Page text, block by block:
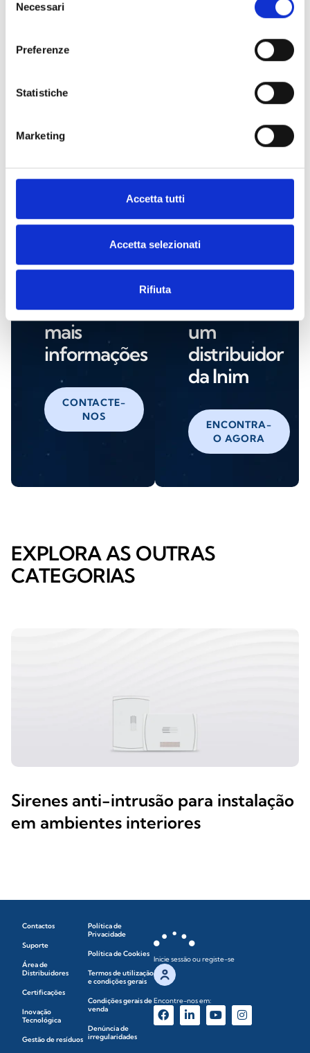
delNecessari
Preferenze
Statistiche
Marketing
Accetta tutti
Accetta selezionati
Rifiuta
Está interessado neste produto?
Solicite
mais
informações
CONTACTE-
NOS
Encontre
um
distribuidor
da Inim
ENCONTRA-
O AGORA
EXPLORA AS OUTRAS
CATEGORIAS
Sirenes anti-intrusão para instalação
em ambientes interiores
Contactos
Suporte
Área de
Distribuidores
Certificações
Inovação
Tecnológica
Gestão de resíduos
Política de
Privacidade
Política de Cookies
Termos de utilização
e condições gerais
Condições gerais de
venda
Denúncia de
irregularidades
Inicie sessão ou registe-se
Encontre-nos em: